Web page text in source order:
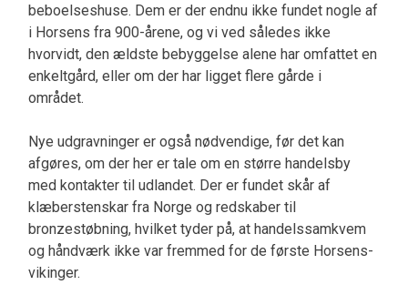
beboelseshuse. Dem er der endnu ikke fundet nogle af
i Horsens fra 900-årene, og vi ved således ikke
hvorvidt, den ældste bebyggelse alene har omfattet en
enkeltgård, eller om der har ligget flere gårde i
området.
Nye udgravninger er også nødvendige, før det kan
afgøres, om der her er tale om en større handelsby
med kontakter til udlandet. Der er fundet skår af
klæberstenskar fra Norge og redskaber til
bronzestøbning, hvilket tyder på, at handelssamkvem
og håndværk ikke var fremmed for de første Horsens-
vikinger.